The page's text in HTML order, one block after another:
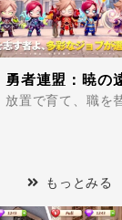
て..
勇者連盟：暁の
放置で育て、職を
もっとみる